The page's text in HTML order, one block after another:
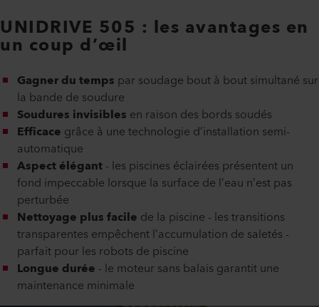
UNIDRIVE 505 : les avantages en
un coup d’œil
Gagner du temps par soudage bout à bout simultané sur
la bande de soudure
Soudures invisibles en raison des bords soudés
Efficace grâce à une technologie d’installation semi-
automatique
Aspect élégant- les piscines éclairées présentent un
fond impeccable lorsque la surface de l’eau n’est pas
perturbée
Nettoyage plus facile de la piscine - les transitions
transparentes empêchent l’accumulation de saletés -
parfait pour les robots de piscine
Longue durée - le moteur sans balais garantit une
maintenance minimale